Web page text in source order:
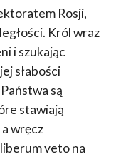
Rosji,
Król wraz
i szukając
słabości
są
stawiają
wręcz
veto na